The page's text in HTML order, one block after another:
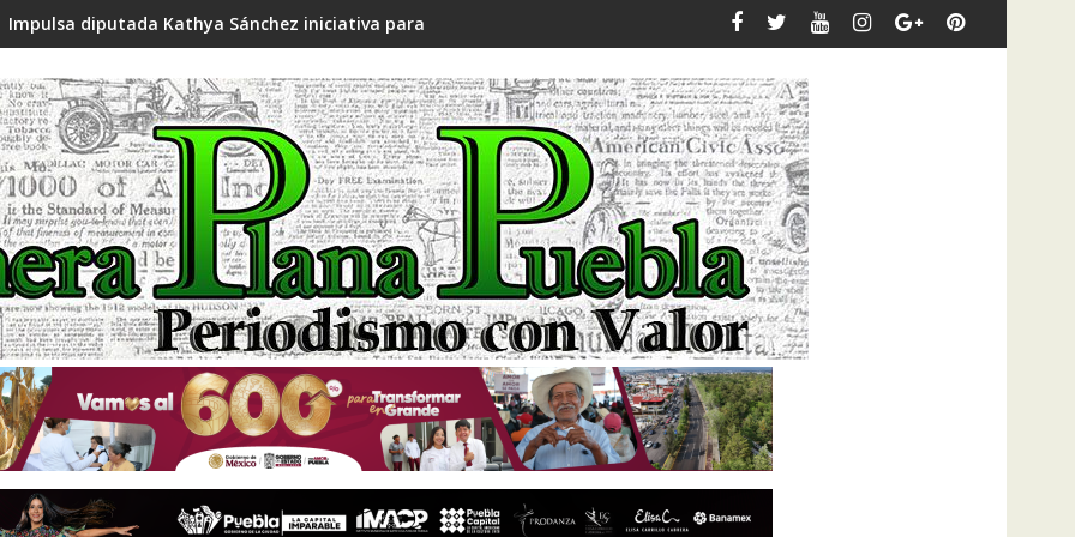
Impulsa diputada Kathya Sánchez iniciativa para fortalecer la capacitación del personal municipal en materia de derechos